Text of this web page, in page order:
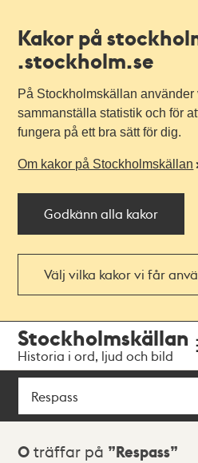
Kakor på
.stockholm.se
På Stockholmskällan använder
sammanställa statistik och för
fungera på ett bra sätt för dig.
Om kakor på Stockholmskällan
Godkänn alla kakor
Välj vilka kakor vi får
navigationen
huvudinnehållet
Stockholmskällan
Historia i ord, ljud och bild
Sök
Sökresultat
0 träffar på Respass